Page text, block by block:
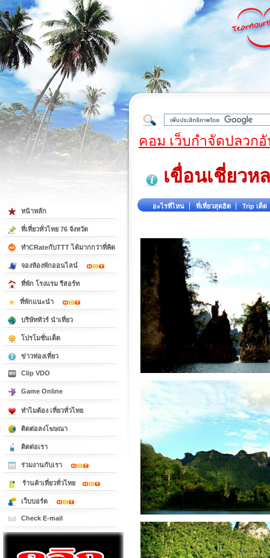
ต้
คอม เว็บกำจัดปลวก
เขื่อนเชี่ยวห
อะไรที่ไหน ที่เที่ยวสุดฮิต Trip เด็ด
หน้าหลัก
ที่เที่ยวทั่วไทย 76 จังหวัด
ทำCRateกับTTT ได้มากกว่าที่คิด
จองห้องพักออนไลน์
ที่พัก โรงแรม รีสอร์ท
ที่พักแนะนำ
บริษัททัวร์ นำเที่ยว
โปรโมชั่นเด็ด
ข่าวท่องเที่ยว
Clip VDO
Game Online
ทำไมต้อง เที่ยวทั่วไทย
ติดต่อลงโฆษณา
ติดต่อเรา
ร่วมงานกับเรา
ร้านค้าเที่ยวทั่วไทย
เว็บบอร์ด
Check E-mail